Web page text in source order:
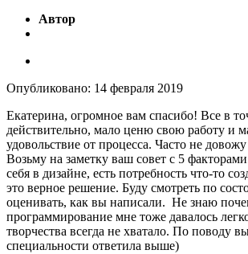
Автор
Опубликовано: 14 февраля 2019
Екатерина, огромное вам спасибо! Все в
действительно, мало ценю свою работу и
удовольствие от процесса. Часто не
Возьму на заметку ваш совет с 5
себя в дизайне, есть потребность что-то
это верное решение. Буду смотреть по
оценивать, как вы написали. Не знаю
программирование мне тоже давалось
творчества всегда не хватало. По поводу
специальности ответила выше)